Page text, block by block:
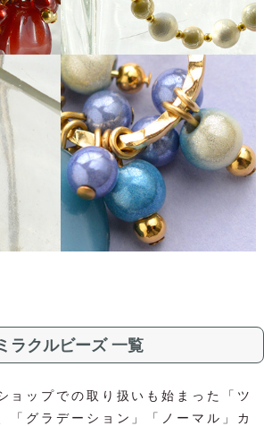
ラクルビーズ 一覧
ョップでの取り扱いも始まった「ツ
「グラデーション」「ノーマル」カ